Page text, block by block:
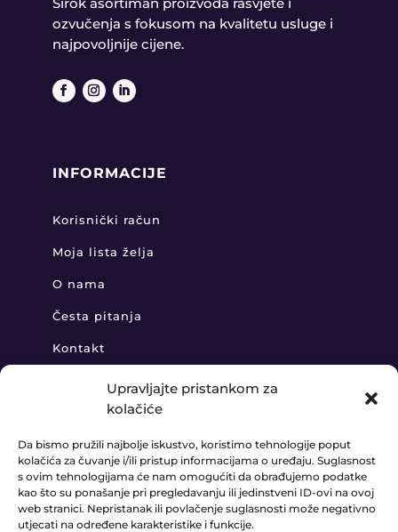
Upravljajte pristankom za
kolačiće
Da bismo pružili najbolje iskustvo, koristimo tehnologije poput
kolačića za čuvanje i/ili pristup informacijama o uređaju. Suglasnost
s ovim tehnologijama će nam omogućiti da obrađujemo podatke
kao što su ponašanje pri pregledavanju ili jedinstveni ID-ovi na ovoj
web stranici. Nepristanak ili povlačenje suglasnosti može negativno
utjecati na određene karakteristike i funkcije.
ozvučenja s fokusom na kvalitetu usluge i
najpovoljnije cijene.
INFORMACIJE
Korisnički račun
Moja lista želja
O nama
Česta pitanja
Kontakt
 +385 91 888 6406
 prodaja@ledaudio.hr